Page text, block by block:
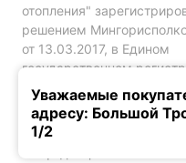
отопления"
решением
от 13.03.2017, в Едином
государственном
юр. лиц и индивидуальных
предпринимателей за
Уважаемые
адресу: Большой
1/2